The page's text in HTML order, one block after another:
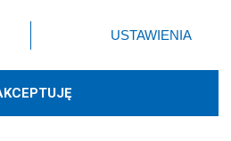
dostarcza:W3media.pl
przycisk ustawień prywatności
rogu strony
nie wymagają zgody
sprzeciwić się takiemu
USTAWIENIA